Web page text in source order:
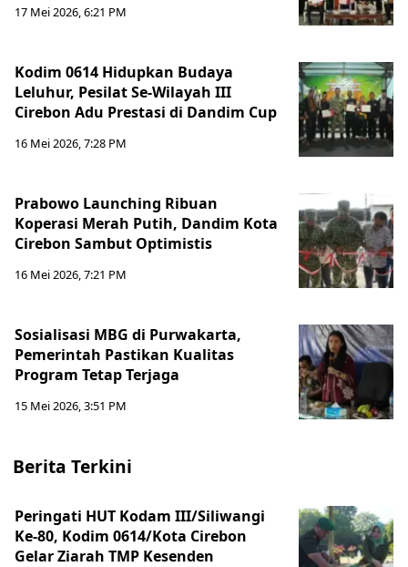
17 Mei 2026, 6:21 PM
Kodim 0614 Hidupkan Budaya
Leluhur, Pesilat Se-Wilayah III
Cirebon Adu Prestasi di Dandim Cup
16 Mei 2026, 7:28 PM
Prabowo Launching Ribuan
Koperasi Merah Putih, Dandim Kota
Cirebon Sambut Optimistis
16 Mei 2026, 7:21 PM
Sosialisasi MBG di Purwakarta,
Pemerintah Pastikan Kualitas
Program Tetap Terjaga
15 Mei 2026, 3:51 PM
Berita Terkini
Peringati HUT Kodam III/Siliwangi
Ke-80, Kodim 0614/Kota Cirebon
Gelar Ziarah TMP Kesenden